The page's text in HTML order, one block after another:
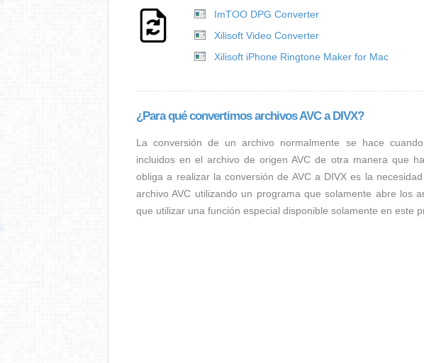
ImTOO DPG Converter
Xilisoft Video Converter
Xilisoft iPhone Ringtone Maker for Mac
¿Para qué convertimos archivos AVC a DIVX?
La conversión de un archivo normalmente se hace
incluidos en el archivo de origen AVC de otra manera que
obliga a realizar la conversión de AVC a DIVX es la
archivo AVC utilizando un programa que solamente abre los
que utilizar una función especial disponible solamente en este